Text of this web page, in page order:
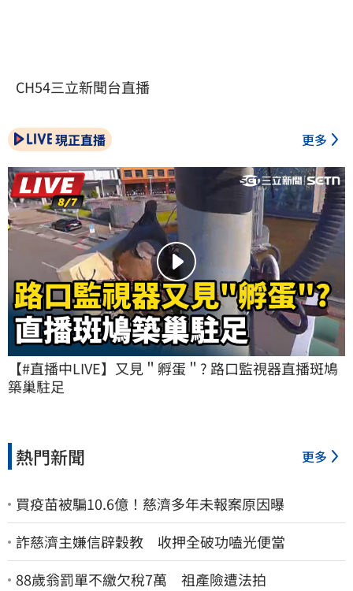
CH54三立新聞台直播
現正直播 更多
【#直播中LIVE】又見＂孵蛋＂? 路口監視器直播斑鳩
築巢駐足
熱門新聞 更多
買疫苗被騙10.6億！慈濟多年未報案原因曝
詐慈濟主嫌信辟穀教 收押全破功嗑光便當
88歲翁罰單不繳欠稅7萬 祖產險遭法拍